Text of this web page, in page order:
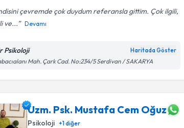
çevremde çok duydum referansla gittim. Çok ilgili,
ve...
Devamı
Psikoloji Haritada Göster
Mah. Çark Cad. No:234/5 Serdivan / SAKARYA
Uzm. Psk. Mustafa Cem Oğuz
Psikoloji +1diğer